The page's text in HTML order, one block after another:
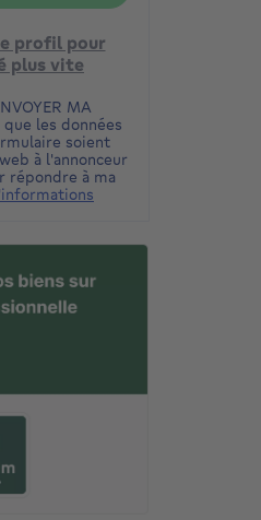
profil pour
plus vite
MA
les données
soient
à l'annonceur
répondre à ma